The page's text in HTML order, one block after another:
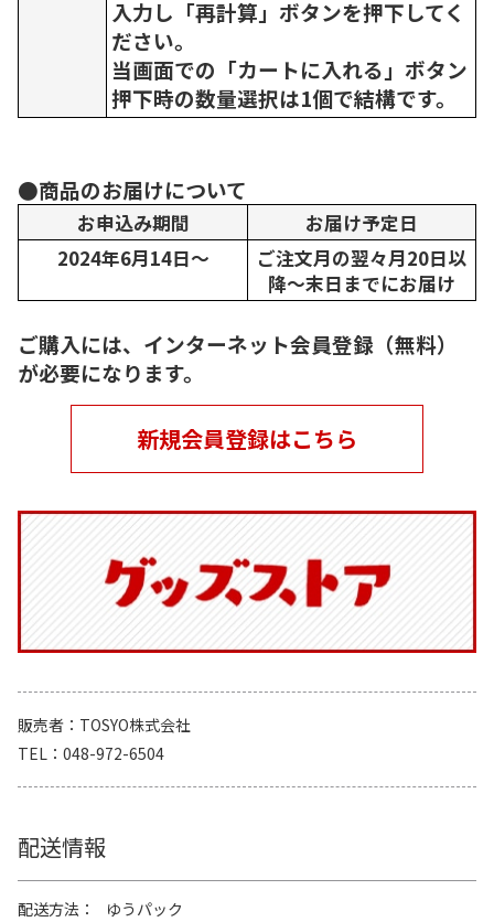
入力し「再計算」ボタンを押下してく
ださい。
当画面での「カートに入れる」ボタン
押下時の数量選択は1個で結構です。
●商品のお届けについて
お申込み期間
お届け予定日
2024年6月14日～
ご注文月の翌々月20日以
降～末日までにお届け
ご購入には、インターネット会員登録（無料）
が必要になります。
新規会員登録はこちら
販売者
TOSYO株式会社
TEL
048-972-6504
配送情報
配送方法
ゆうパック